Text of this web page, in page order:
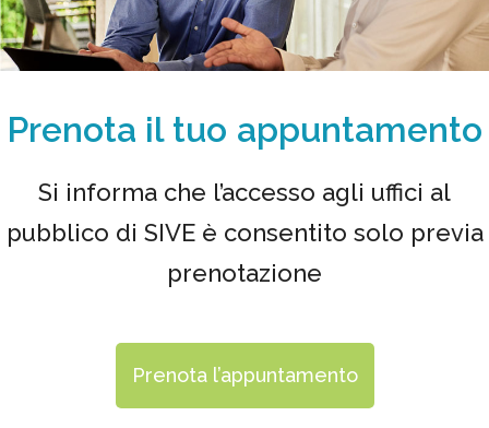
Prenota il tuo appuntamento
Si informa che l’accesso agli uffici al
pubblico di SIVE è consentito solo previa
prenotazione
Prenota l’appuntamento